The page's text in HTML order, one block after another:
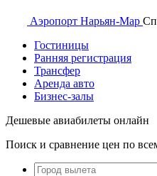
Аэропорт Нарьян-Мар
Гостиницы
Ранняя регистрация
Трансфер
Аренда авто
Бизнес-залы
Дешевые авиабилеты онлайн
Поиск и сравнение цен по